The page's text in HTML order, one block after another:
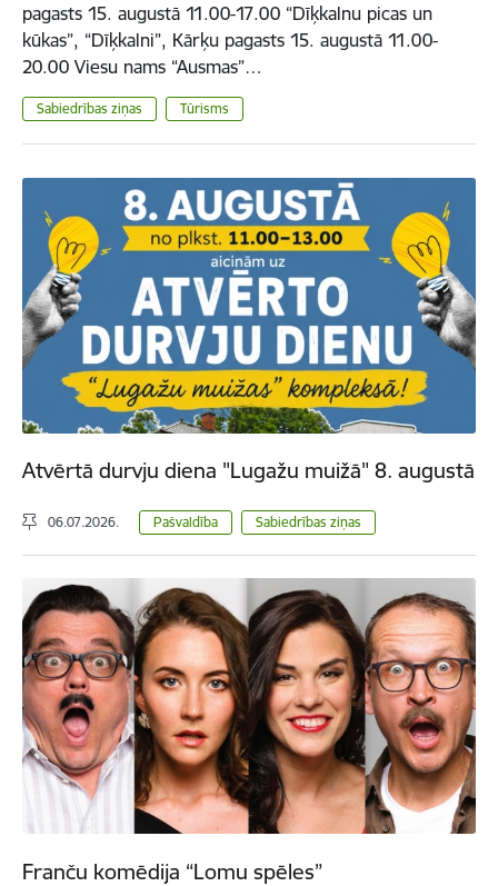
pagasts 15. augustā 11.00-17.00 “Dīķkalnu picas un
kūkas”, “Dīķkalni”, Kārķu pagasts 15. augustā 11.00-
20.00 Viesu nams “Ausmas”…
Sabiedrības ziņas Tūrisms
Atvērtā durvju diena "Lugažu muižā" 8. augustā
06.07.2026. Pašvaldība Sabiedrības ziņas
Franču komēdija “Lomu spēles”